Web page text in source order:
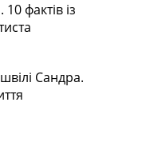
фактів із
Сандра.